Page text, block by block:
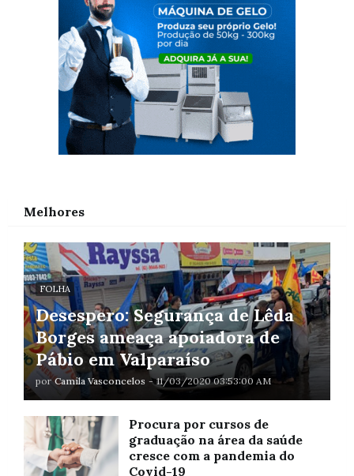
Melhores
FOLHA
Desespero: Segurança de Lêda
Borges ameaça apoiadora de
Pábio em Valparaíso
por Camila Vasconcelos - 11/03/2020 03:53:00 AM
Procura por cursos de
graduação na área da saúde
cresce com a pandemia do
Covid-19